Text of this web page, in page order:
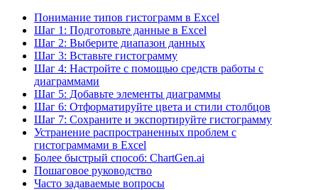
Понимание типов гистограмм в Excel
Шаг 1: Подготовьте данные в Excel
Шаг 2: Выберите диапазон данных
Шаг 3: Вставьте гистограмму
Шаг 4: Настройте с помощью средств работы с
диаграммами
Шаг 5: Добавьте элементы диаграммы
Шаг 6: Отформатируйте цвета и стили столбцов
Шаг 7: Сохраните и экспортируйте гистограмму
Устранение распространенных проблем с
гистограммами в Excel
Более быстрый способ: ChartGen.ai
Пошаговое руководство
Часто задаваемые вопросы